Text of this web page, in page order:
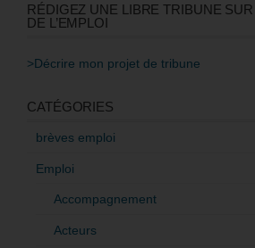
RÉDIGEZ UNE LIBRE TRIBUNE
DE L’EMPLOI
>Décrire mon projet de tribune
CATÉGORIES
brèves emploi
Emploi
Accompagnement
Acteurs